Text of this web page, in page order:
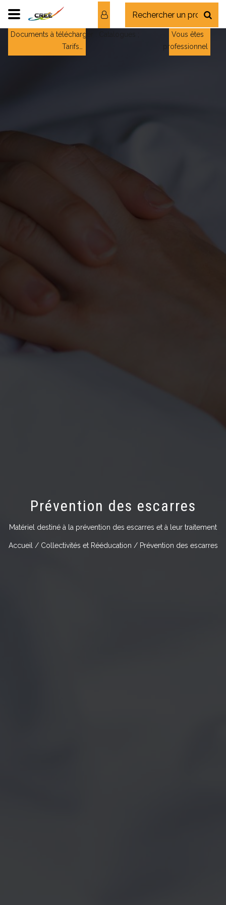
Documents à télécharger : Catalogues ;
Tarifs…
Vous êtes
professionnel
Prévention des escarres
Matériel destiné à la prévention des escarres et à leur traitement
Accueil/ Collectivités et Rééducation / Prévention des escarres